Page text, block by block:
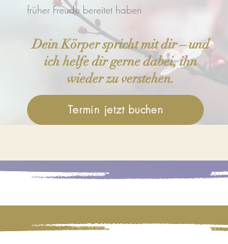
früher Freude bereitet haben
Dein Körper spricht mit dir – und
ich helfe dir gerne dabei, ihn
wieder zu verstehen.
Termin jetzt buchen
Was du bekommst